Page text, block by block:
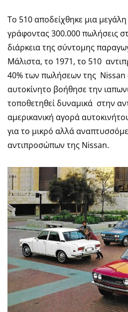
Το 510 αποδείχθηκε μια μεγάλη
γράφοντας 300.000 πωλήσεις
διάρκεια της σύντομης
Μάλιστα, το 1971, το 510
40% των πωλήσεων της Nissan
αυτοκίνητο βοήθησε την
τοποθετηθεί δυναμικά στην
αμερικανική αγορά
για το μικρό αλλά
αντιπροσώπων της Nissan.